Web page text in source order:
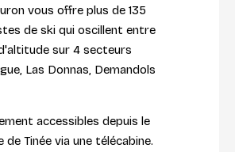
vous offre plus de 135
de ski qui oscillent entre
sur 4 secteurs
Las Donnas, Demandols
accessibles depuis le
Tinée via une télécabine.